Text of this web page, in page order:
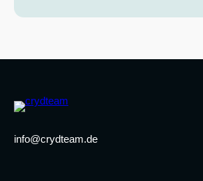
info@crydteam.de